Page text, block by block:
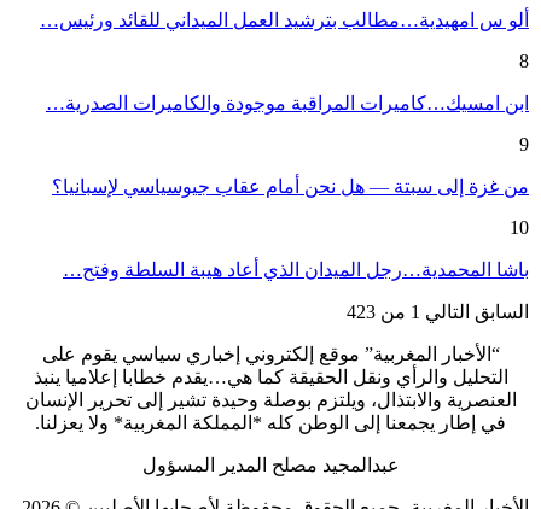
ألو س امهيدية…مطالب بترشيد العمل الميداني للقائد ورئيس…
8
ابن امسيك…كاميرات المراقبة موجودة والكاميرات الصدرية…
9
من غزة إلى سبتة — هل نحن أمام عقاب جيوسياسي لإسبانيا؟
10
باشا المحمدية…رجل الميدان الذي أعاد هيبة السلطة وفتح…
السابق التالي 1 من 423
“الأخبار المغربية” موقع إلكتروني إخباري سياسي يقوم على
التحليل والرأي ونقل الحقيقة كما هي…يقدم خطابا إعلاميا ينبذ
العنصرية والابتذال، ويلتزم بوصلة وحيدة تشير إلى تحرير الإنسان
في إطار يجمعنا إلى الوطن كله *المملكة المغربية* ولا يعزلنا.
عبدالمجيد مصلح المدير المسؤول